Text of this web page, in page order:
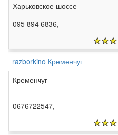
Харьковское шоссе
095 894 6836,
razborkino Кременчуг
Кременчуг
0676722547,